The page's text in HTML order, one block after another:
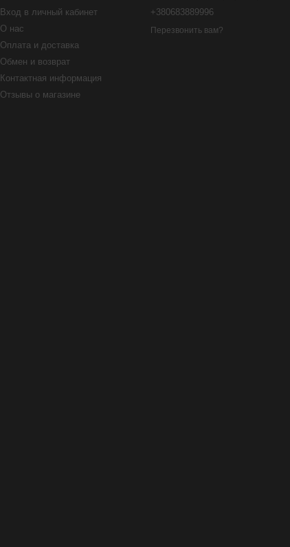
Вход в личный кабинет
О нас
Оплата и доставка
Обмен и возврат
Контактная информация
Отзывы о магазине
+380683889996
Перезвонить вам?